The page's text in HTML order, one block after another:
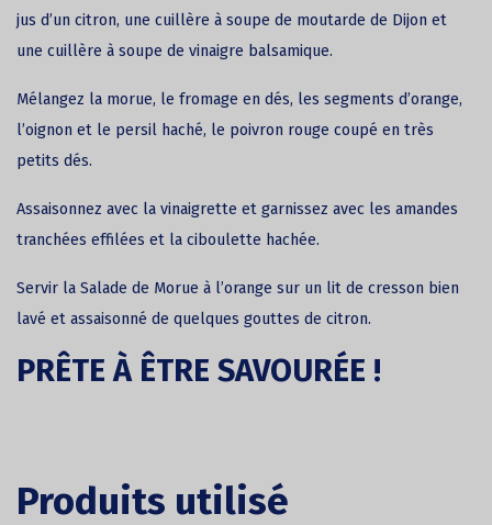
jus d’un citron, une cuillère à soupe de moutarde de Dijon et
une cuillère à soupe de vinaigre balsamique.
Mélangez la morue, le fromage en dés, les segments d’orange,
l’oignon et le persil haché, le poivron rouge coupé en très
petits dés.
Assaisonnez avec la vinaigrette et garnissez avec les amandes
tranchées effilées et la ciboulette hachée.
Servir la Salade de Morue à l’orange sur un lit de cresson bien
lavé et assaisonné ­de quelques gouttes de citron.
PRÊTE À ÊTRE SAVOURÉE !
Produits utilisé